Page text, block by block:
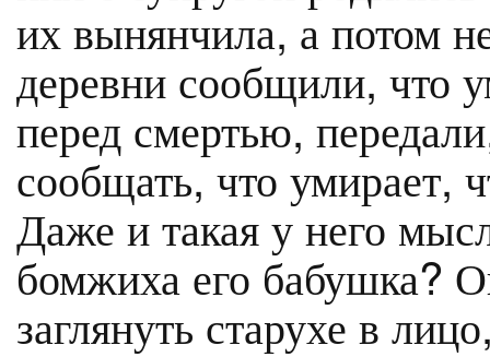
их вынянчила, а потом
деревни сообщили, что
перед смертью,
сообщать, что умирает,
Даже и такая у него
бомжиха его бабушка?
заглянуть старухе в